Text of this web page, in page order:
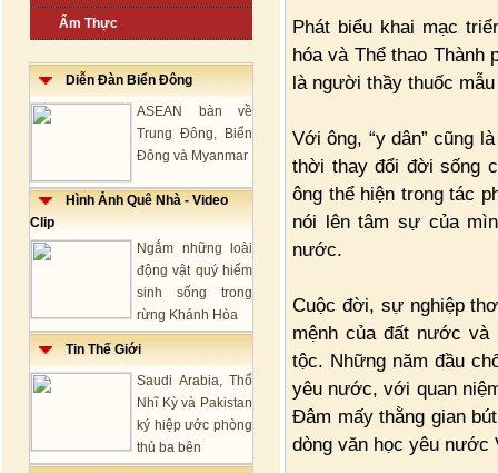
Ẩm Thực
Diễn Đàn Biển Đông
ASEAN bàn về
Trung Đông, Biển
Đông và Myanmar
Hình Ảnh Quê Nhà - Video
Clip
Ngắm những loài
động vật quý hiếm
sinh sống trong
rừng Khánh Hòa
Tin Thế Giới
Saudi Arabia, Thổ
Nhĩ Kỳ và Pakistan
ký hiệp ước phòng
thủ ba bên
Phát biểu khai mạc
hóa và Thể thao Thành
là người thầy thuốc
Với ông, “y dân” cũng
thời thay đổi đời sống
ông thể hiện trong tác
nói lên tâm sự của
nước.
Cuộc đời, sự nghiệp
mệnh của đất nước và
tộc. Những năm đầu
yêu nước, với quan
Đâm mấy thằng gian
dòng văn học yêu nước